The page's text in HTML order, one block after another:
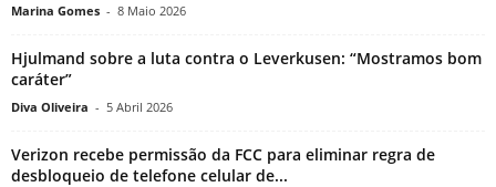
Marina Gomes - 8 Maio 2026
Hjulmand sobre a luta contra o Leverkusen: “Mostramos bom
caráter”
Diva Oliveira - 5 Abril 2026
Verizon recebe permissão da FCC para eliminar regra de
desbloqueio de telefone celular de...